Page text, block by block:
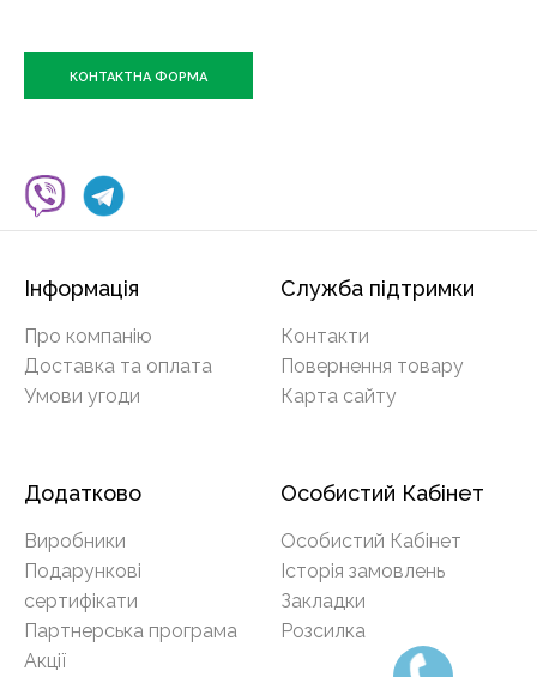
КОНТАКТНА ФОРМА
Інформація
Про компанію
Доставка та оплата
Умови угоди
Служба підтримки
Контакти
Повернення товару
Карта сайту
Додатково
Виробники
Подарункові
сертифікати
Партнерська програма
Акції
Особистий Кабінет
Особистий Кабінет
Історія замовлень
Закладки
Розсилка